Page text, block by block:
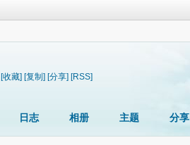
[收藏] [复制] [分享] [RSS]
日志 相册 主题 分享